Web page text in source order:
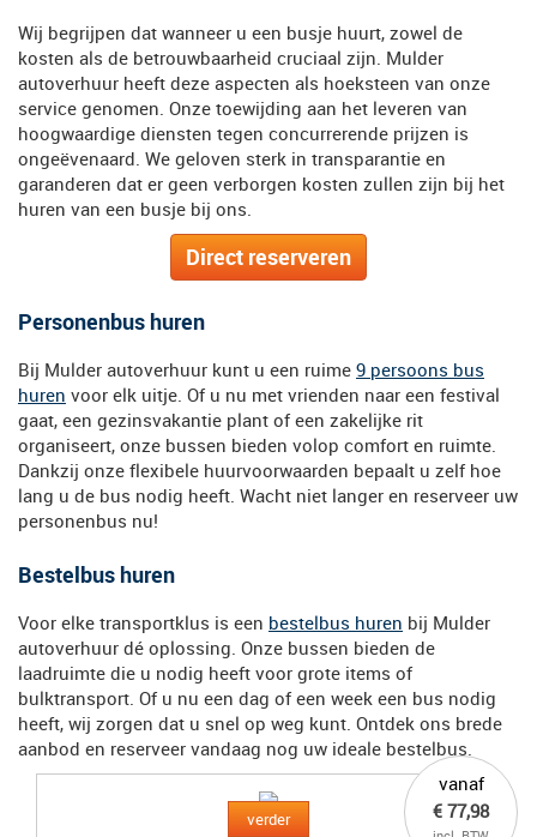
Wij begrijpen dat wanneer u een busje huurt, zowel de
kosten als de betrouwbaarheid cruciaal zijn. Mulder
autoverhuur heeft deze aspecten als hoeksteen van onze
service genomen. Onze toewijding aan het leveren van
hoogwaardige diensten tegen concurrerende prijzen is
ongeëvenaard. We geloven sterk in transparantie en
garanderen dat er geen verborgen kosten zullen zijn bij het
huren van een busje bij ons.
Direct reserveren
Personenbus huren
Bij Mulder autoverhuur kunt u een ruime 9 persoons bus
huren voor elk uitje. Of u nu met vrienden naar een festival
gaat, een gezinsvakantie plant of een zakelijke rit
organiseert, onze bussen bieden volop comfort en ruimte.
Dankzij onze flexibele huurvoorwaarden bepaalt u zelf hoe
lang u de bus nodig heeft. Wacht niet langer en reserveer uw
personenbus nu!
Bestelbus huren
Voor elke transportklus is een bestelbus huren bij Mulder
autoverhuur dé oplossing. Onze bussen bieden de
laadruimte die u nodig heeft voor grote items of
bulktransport. Of u nu een dag of een week een bus nodig
heeft, wij zorgen dat u snel op weg kunt. Ontdek ons brede
aanbod en reserveer vandaag nog uw ideale bestelbus.
vanaf
€ 77,98
verder